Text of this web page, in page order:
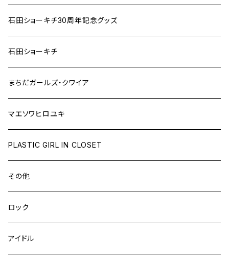
石田ショーキチ30周年記念グッズ
石田ショーキチ
まちだガールズ・クワイア
マエソワヒロユキ
PLASTIC GIRL IN CLOSET
その他
ロック
アイドル